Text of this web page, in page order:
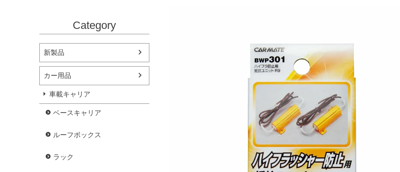
Category
新製品
カー用品
車載キャリア
ベースキャリア
ルーフボックス
ラック